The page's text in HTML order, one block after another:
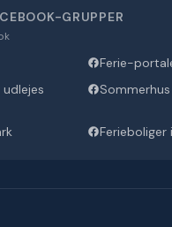
GRUPPER
Ferie-
Ferieboliger